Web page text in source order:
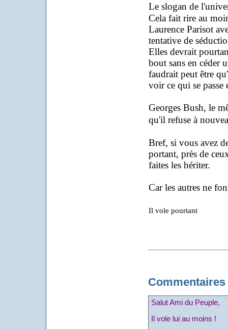
Le slogan de
Cela fait rire au
Laurence Parisot
tentative de
Elles devrait
bout sans en céder
faudrait peut être
voir ce qui se passe
Georges Bush, le
qu'il refuse à
Bref, si vous avez
portant, près de
faites les hériter.
Car les autres ne
Il vole pourtant
Commentaires
Salut Ami du Peuple,
Il vole lui au moins !